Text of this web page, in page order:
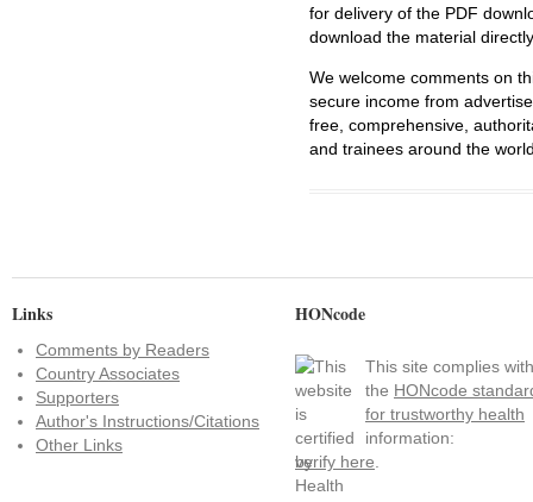
for delivery of the PDF
download the material
We welcome comments on
secure income from
free, comprehensive,
and trainees around the
Links
Comments by Readers
Country Associates
Supporters
Author's Instructions/Citations
Other Links
HONcode
This site complies with
the HONcode
for trustworthy health
information:
verify here